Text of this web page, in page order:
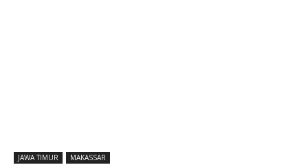
JAWA TIMUR MAKASSAR